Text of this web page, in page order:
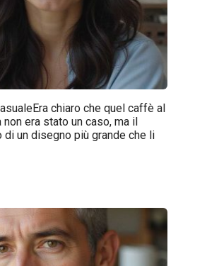
chiaro che quel caffè al
era stato un caso, ma il
un disegno più grande che li